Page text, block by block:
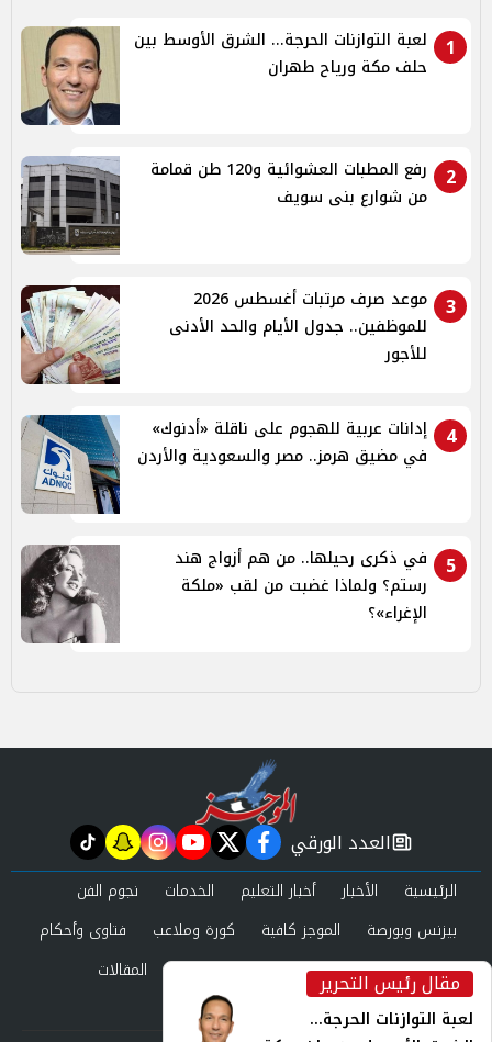
1
لعبة التوازنات الحرجة... الشرق الأوسط بين
حلف مكة ورياح طهران
2
رفع المطبات العشوائية و120 طن قمامة
من شوارع بنى سويف
3
موعد صرف مرتبات أغسطس 2026
للموظفين.. جدول الأيام والحد الأدنى
للأجور
4
إدانات عربية للهجوم على ناقلة «أدنوك»
في مضيق هرمز.. مصر والسعودية والأردن
5
في ذكرى رحيلها.. من هم أزواج هند
رستم؟ ولماذا غضبت من لقب «ملكة
الإغراء»؟
مقال رئيس التحرير
لعبة التوازنات الحرجة...
newspaper
العدد الورقي facebook
twitter
youtube
instagram
snapchat
tiktok
الرئيسية الأخبار أخبار التعليم الخدمات
نجوم الفن
بيزنس وبورصة
الموجز كافية كورة وملاعب
فتاوى وأحكام
صحة وجمال
عرب وعالم حوادث ومحاكم
المقالات
العدد الورقي